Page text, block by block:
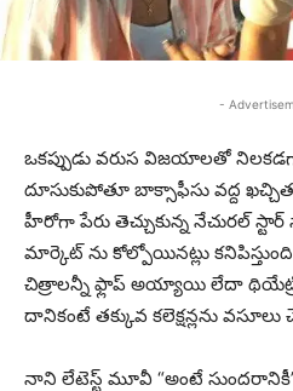
-
ఒకప్పుడు వరుస విజయాలతో నిలకడగా
దూసుకుపోతూ బాక్సాఫీసు వద్ద
హీరోగా పేరు తెచ్చుకున్న నేచురల్
మార్కెట్ ను కోల్పోయినట్లు
చిత్రాలన్నీ ఫ్లాప్ అయ్యాయి లేదా
దానికంటే తక్కువ కలెక్షన్లను
నాని లేటెస్ట్ మూవీ “అంటే